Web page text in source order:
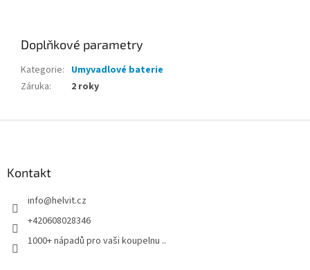
Doplňkové parametry
Kategorie: Umyvadlové baterie
Záruka: 2 roky
Kontakt
info@helvit.cz
+420608028346
1000+ nápadů pro vaši koupelnu ..